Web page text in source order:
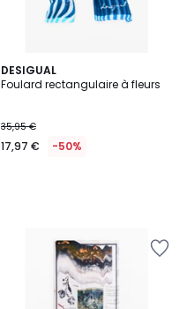
DESIGUAL
Foulard rectangulaire à fleurs
35,95 €
17,97 € -50%